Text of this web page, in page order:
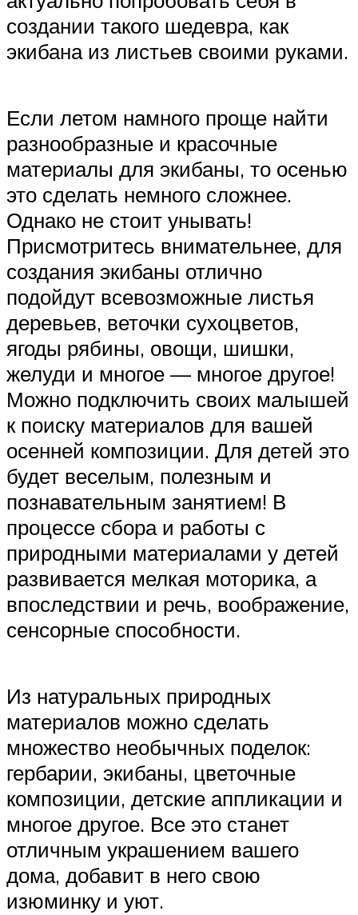
создании такого шедевра, как
экибана из листьев своими руками.
Если летом намного проще найти
разнообразные и красочные
материалы для экибаны, то осенью
это сделать немного сложнее.
Однако не стоит унывать!
Присмотритесь внимательнее, для
создания экибаны отлично
подойдут всевозможные листья
деревьев, веточки сухоцветов,
ягоды рябины, овощи, шишки,
желуди и многое — многое другое!
Можно подключить своих малышей
к поиску материалов для вашей
осенней композиции. Для детей это
будет веселым, полезным и
познавательным занятием! В
процессе сбора и работы с
природными материалами у детей
развивается мелкая моторика, а
впоследствии и речь, воображение,
сенсорные способности.
Из натуральных природных
материалов можно сделать
множество необычных поделок:
гербарии, экибаны, цветочные
композиции, детские аппликации и
многое другое. Все это станет
отличным украшением вашего
дома, добавит в него свою
изюминку и уют.